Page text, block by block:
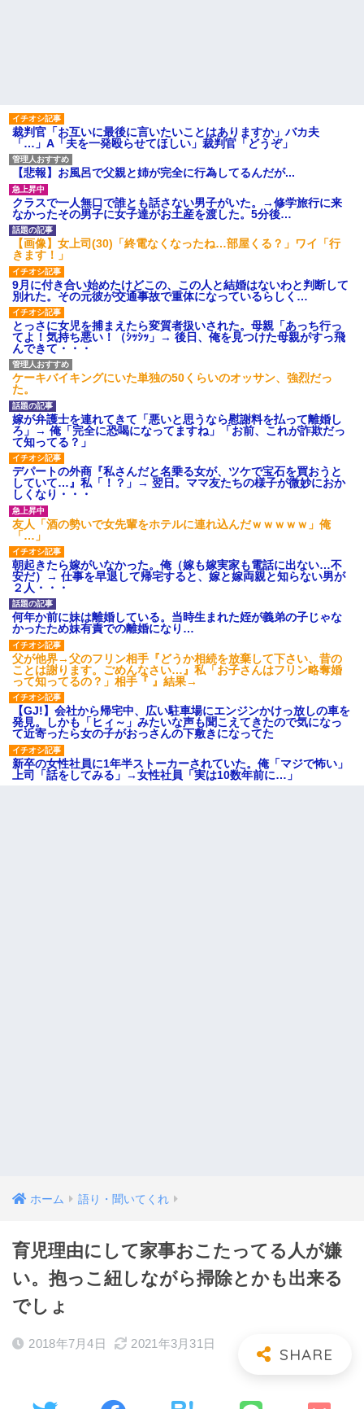
裁判官「お互いに最後に言いたいことはありますか」バカ夫
「…」A「夫を一発殴らせてほしい」裁判官「どうぞ」
【悲報】お風呂で父親と姉が完全に行為してるんだが...
クラスで一人無口で誰とも話さない男子がいた。→修学旅行に来
なかったその男子に女子達がお土産を渡した。5分後…
【画像】女上司(30)「終電なくなったね…部屋くる？」ワイ「行
きます！」
9月に付き合い始めたけどこの、この人と結婚はないわと判断して
別れた。その元彼が交通事故で重体になっているらしく…
とっさに女児を捕まえたら変質者扱いされた。母親「あっち行っ
てよ！気持ち悪い！（ｼｯｼｯ」→ 後日、俺を見つけた母親がすっ飛
んできて・・・
ケーキバイキングにいた単独の50くらいのオッサン、強烈だっ
た。
嫁が弁護士を連れてきて「悪いと思うなら慰謝料を払って離婚し
ろ」→ 俺「完全に恐喝になってますね」「お前、これが詐欺だっ
て知ってる？」
デパートの外商『私さんだと名乗る女が、ツケで宝石を買おうと
していて…』私「！？」→ 翌日。ママ友たちの様子が微妙におか
しくなり・・・
友人「酒の勢いで女先輩をホテルに連れ込んだｗｗｗｗｗ」俺
「…」
朝起きたら嫁がいなかった。俺（嫁も嫁実家も電話に出ない…不
安だ）→ 仕事を早退して帰宅すると、嫁と嫁両親と知らない男が
２人・・・
何年か前に妹は離婚している。当時生まれた姪が義弟の子じゃな
かったため妹有責での離婚になり…
父が他界→父のフリン相手『どうか相続を放棄して下さい、昔の
ことは謝ります。ごめんなさい…』私「お子さんはフリン略奪婚
って知ってるの？」相手『 』結果→
【GJ!】会社から帰宅中、広い駐車場にエンジンかけっ放しの車を
発見。しかも「ヒィ～」みたいな声も聞こえてきたので気になっ
て近寄ったら女の子がおっさんの下敷きになってた
新卒の女性社員に1年半ストーカーされていた。俺「マジで怖い」
上司「話をしてみる」→女性社員「実は10数年前に…」
ホーム 語り・聞いてくれ
育児理由にして家事おこたってる人が嫌
い。抱っこ紐しながら掃除とかも出来る
でしょ
2018年7月4日 2021年3月31日